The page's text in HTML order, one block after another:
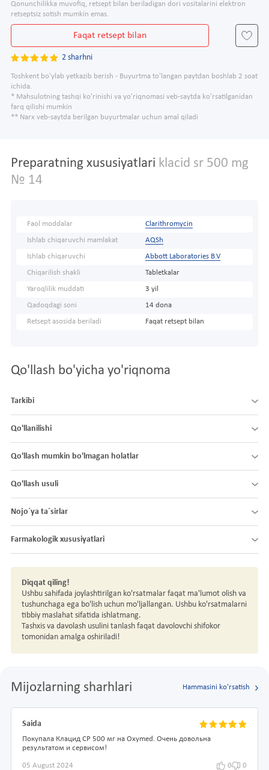
Qonunchilikka muvofiq, retsept bilan beriladigan dori vositalarini elektron
retseptsiz sotish mumkin emas.
Faqat retsept bilan
2 sharhni
Toshkent bo'ylab yetkazib berish - Buyurtma to'langan paytdan boshlab 2 soat
ichida.
* Mahsulotning tashqi ko'rinishi va yo'riqnomasi veb-saytda ko'rsatilganidan
farq qilishi mumkin
** Narx veb-saytda berilgan buyurtmalar uchun amal qiladi
Preparatning xususiyatlari klacid sr 500 mg
№ 14
Faol moddalar Clarithromycin
Ishlab chiqaruvchi mamlakat AQSh
Ishlab chiqaruvchi Abbott Laboratories B.V
Chiqarilish shakli Tabletkalar
Yaroqlilik muddati 3 yil
Qadoqdagi soni 14 dona
Retsept asosida beriladi Faqat retsept bilan
Qo'llash bo'yicha yo'riqnoma
Tarkibi
Qo'llanilishi
Qo'llash mumkin bo'lmagan holatlar
Qo'llash usuli
Nojo´ya ta´sirlar
Farmakologik xususiyatlari
Diqqat qiling!
Ushbu sahifada joylashtirilgan ko'rsatmalar faqat ma'lumot olish va
tushunchaga ega bo'lish uchun mo'ljallangan. Ushbu ko'rsatmalarni
tibbiy maslahat sifatida ishlatmang.
Tashxis va davolash usulini tanlash faqat davolovchi shifokor
tomonidan amalga oshiriladi!
Mijozlarning sharhlari Hammasini ko'rsatish
Saida
Покупала Клацид СР 500 мг на Oxymed. Очень довольна
результатом и сервисом!
05 August 2024 0 0